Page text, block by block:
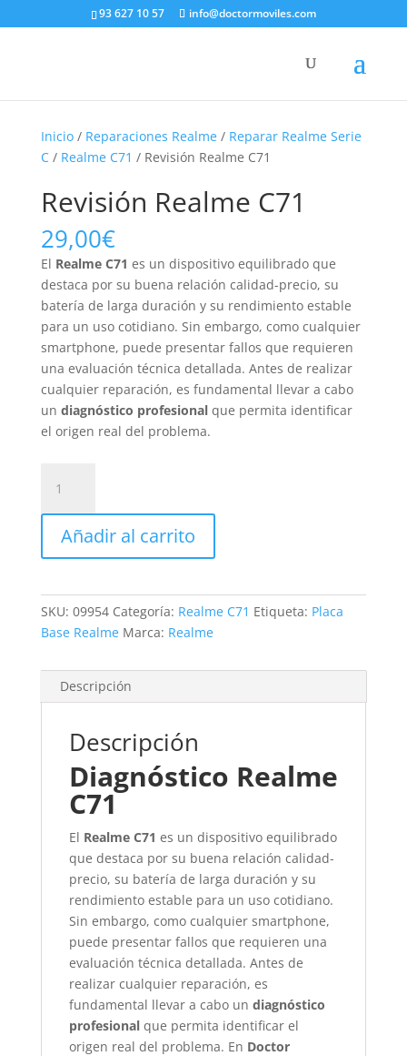
93 627 10 57 info@doctormoviles.com
Inicio/ Reparaciones Realme/ Reparar Realme Serie
C/ Realme C71 / Revisión Realme C71
Revisión Realme C71
29,00€
El Realme C71 es un dispositivo equilibrado que
destaca por su buena relación calidad-precio, su
batería de larga duración y su rendimiento estable
para un uso cotidiano. Sin embargo, como cualquier
smartphone, puede presentar fallos que requieren
una evaluación técnica detallada. Antes de realizar
cualquier reparación, es fundamental llevar a cabo
un diagnóstico profesionalque permita identificar
el origen real del problema.
Realme
C71
cantidad
Añadir al carrito
SKU: 09954 Categoría: Realme C71 Etiqueta: Placa
Base Realme Marca: Realme
Descripción
Descripción
Diagnóstico Realme
C71
El Realme C71 es un dispositivo equilibrado
que destaca por su buena relación calidad-
precio, su batería de larga duración y su
rendimiento estable para un uso cotidiano.
Sin embargo, como cualquier smartphone,
puede presentar fallos que requieren una
evaluación técnica detallada. Antes de
realizar cualquier reparación, es
fundamental llevar a cabo un diagnóstico
profesionalque permita identificar el
origen real del problema. En Doctor